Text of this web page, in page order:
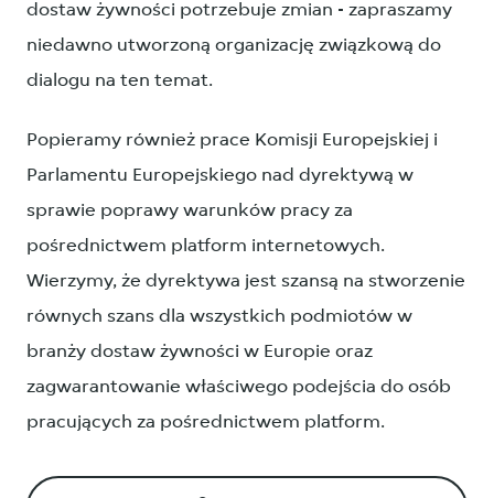
dostaw żywności potrzebuje zmian - zapraszamy
niedawno utworzoną organizację związkową do
dialogu na ten temat.
Popieramy również prace Komisji Europejskiej i
Parlamentu Europejskiego nad dyrektywą w
sprawie poprawy warunków pracy za
pośrednictwem platform internetowych.
Wierzymy, że dyrektywa jest szansą na stworzenie
równych szans dla wszystkich podmiotów w
branży dostaw żywności w Europie oraz
zagwarantowanie właściwego podejścia do osób
pracujących za pośrednictwem platform.